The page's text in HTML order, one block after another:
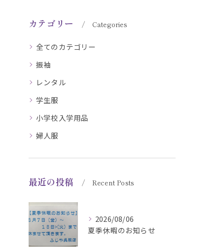
カテゴリー Categories
全てのカテゴリー
振袖
レンタル
学生服
小学校入学用品
婦人服
最近の投稿 Recent Posts
2026/08/06
夏季休暇のお知らせ